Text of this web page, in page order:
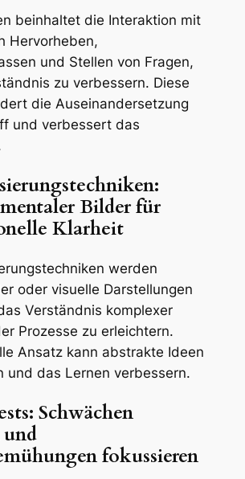
beinhaltet die Interaktion mit
Hervorheben,
und Stellen von Fragen,
zu verbessern. Diese
die Auseinandersetzung
und verbessert das
Bilder für
Klarheit
werden
oder visuelle Darstellungen
Verständnis komplexer
Prozesse zu erleichtern.
Ansatz kann abstrakte Ideen
und das Lernen verbessern.
Schwächen
und
fokussieren